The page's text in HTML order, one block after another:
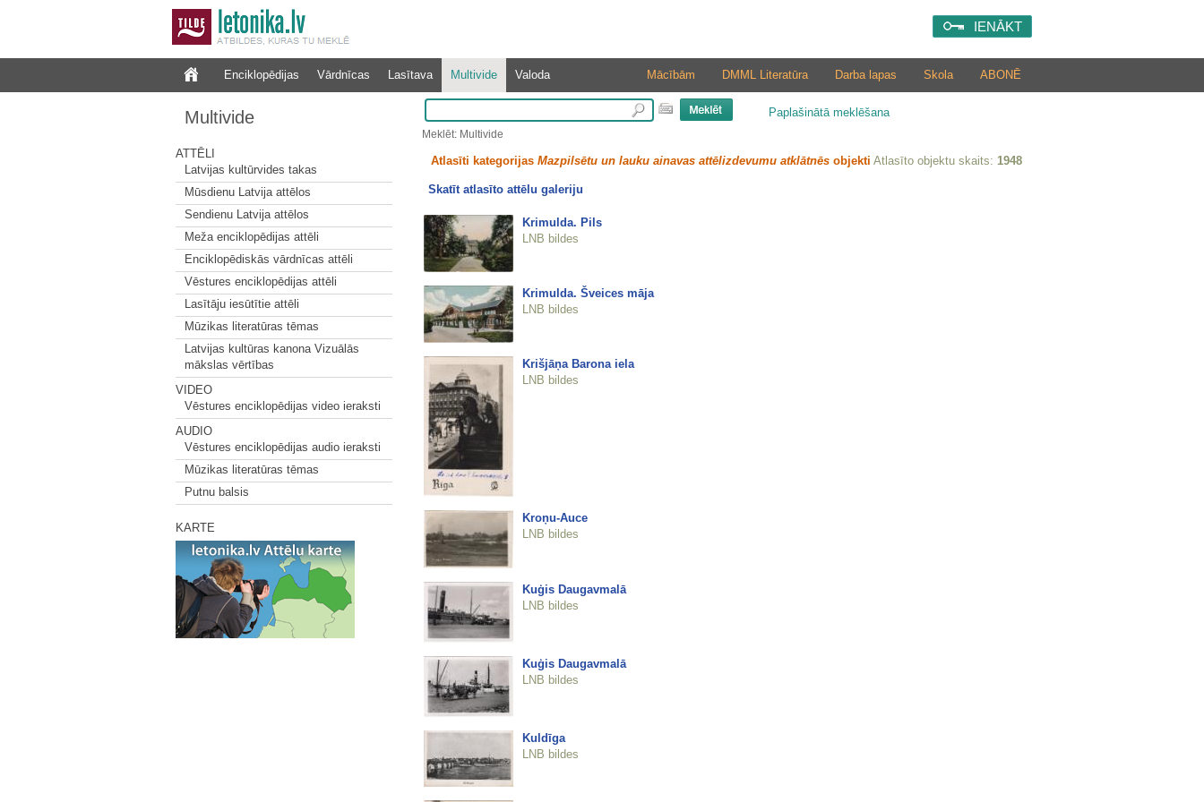
IENĀKT
Enciklopēdijas Vārdnīcas Lasītava Multivide Valoda ABONĒ
Skola
Darba lapas
DMML Literatūra
Mācībām
Multivide
ATTĒLI
Latvijas kultūrvides takas
Mūsdienu Latvija attēlos
Sendienu Latvija attēlos
Meža enciklopēdijas attēli
Enciklopēdiskās vārdnīcas attēli
Vēstures enciklopēdijas attēli
Lasītāju iesūtītie attēli
Mūzikas literatūras tēmas
Latvijas kultūras kanona Vizuālās
mākslas vērtības
VIDEO
Vēstures enciklopēdijas video ieraksti
AUDIO
Vēstures enciklopēdijas audio ieraksti
Mūzikas literatūras tēmas
Putnu balsis
KARTE
Paplašinātā meklēšana
Meklēt: Multivide
Atlasīti kategorijas Mazpilsētu un lauku ainavas attēlizdevumu atklātnēsobjekti Atlasīto objektu skaits: 1948
Skatīt atlasīto attēlu galeriju
Krimulda. Pils
LNB bildes
Krimulda. Šveices māja
LNB bildes
Krišjāņa Barona iela
LNB bildes
Kroņu-Auce
LNB bildes
Kuģis Daugavmalā
LNB bildes
Kuģis Daugavmalā
LNB bildes
Kuldīga
LNB bildes